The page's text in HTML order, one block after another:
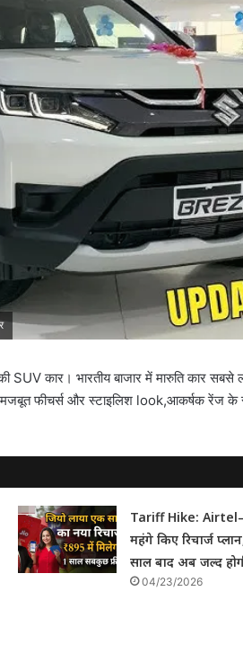
कार। भारतीय बाजार में मारुति कार सबसे
फीचर्स और स्टाइलिश look,आकर्षक रेंज के
Tariff Hike:
महंगे किए रिचार्ज
साल बाद अब जल्द
04/23/2026